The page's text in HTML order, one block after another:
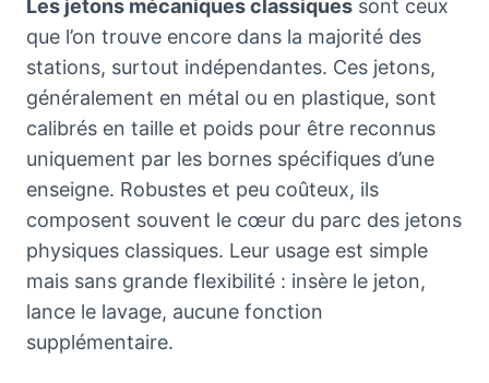
Les jetons mécaniques classiques sont ceux
que l’on trouve encore dans la majorité des
stations, surtout indépendantes. Ces jetons,
généralement en métal ou en plastique, sont
calibrés en taille et poids pour être reconnus
uniquement par les bornes spécifiques d’une
enseigne. Robustes et peu coûteux, ils
composent souvent le cœur du parc des jetons
physiques classiques. Leur usage est simple
mais sans grande flexibilité : insère le jeton,
lance le lavage, aucune fonction
supplémentaire.